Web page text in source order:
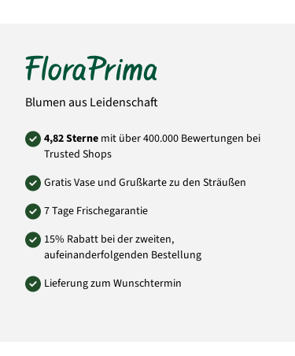
Blumen aus Leidenschaft
4,82 Sterne mit über 400.000 Bewertungen bei
Trusted Shops
Gratis Vase und Grußkarte zu den Sträußen
7 Tage Frischegarantie
15% Rabatt bei der zweiten,
aufeinanderfolgenden Bestellung
Lieferung zum Wunschtermin